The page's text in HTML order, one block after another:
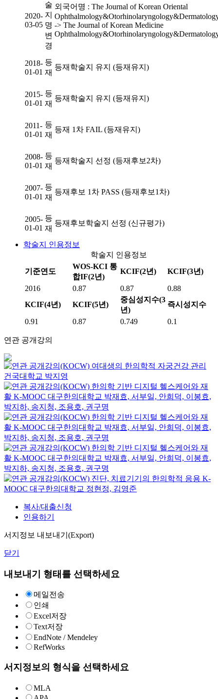
2020-
03-05
술
지
명
변
경
외국어명 : The Journal of Korean Oriental
-> The Journal of Korean Medicine
2018-
01-01
등
재
등재학술지 유지 (등재유지)
2015-
01-01
등
재
등재학술지 유지 (등재유지)
2011-
01-01
등
재
등재 1차 FAIL (등재유지)
2008-
01-01
등
재
등재학술지 선정 (등재후보2차)
2007-
01-01
등
재
등재후보 1차 PASS (등재후보1차)
2005-
01-01
등
재
등재후보학술지 선정 (신규평가)
학술지 인용정보
학술지 인용정보
기준연도
WOS-KCI 통
합IF(2년)
KCIF(2년) KCIF(3년)
2016 0.87 0.87
0.88
KCIF(4년)
KCIF(5년)
중심성지수(3
년)
즉시성지수
0.91 0.87 0.749 0.1
연관 공개강의
여대생의 한의학적 자궁건강 관리
건국대학교 박지영
한의학 기반 디지털 헬스케어와 재
활 K-MOOC 대구한의대학교 박재효, 서부일, 안희덕, 이봉효,
박지하, 송지청, 조용호, 권구명
한의학 기반 디지털 헬스케어와 재
활 K-MOOC 대구한의대학교 박재효, 서부일, 안희덕, 이봉효,
박지하, 송지청, 조용호, 권구명
한의학 기반 디지털 헬스케어와 재
활 K-MOOC 대구한의대학교 박재효, 서부일, 안희덕, 이봉효,
박지하, 송지청, 조용호, 권구명
진단, 치료기기의 한의학적 응용 K-
MOOC 대구한의대학교 정현정, 김영준
복사/대출신청
인용하기
서지정보 내보내기(Export)
닫기
내보내기 형태를 선택하세요
메일전송
인쇄
Excel저장
Text저장
EndNote / Mendeley
RefWorks
서지정보의 형식을 선택하세요
MLA